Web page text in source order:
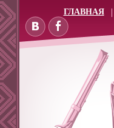
ГЛАВНАЯ